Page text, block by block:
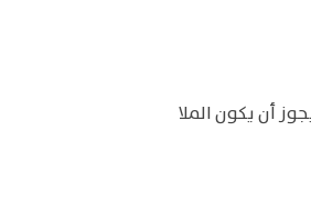
أن يكون الملا